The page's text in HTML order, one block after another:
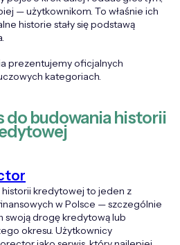
— użytkownikom. To właśnie ich
historie stały się podstawą
prezentujemy oficjalnych
kategoriach.
do budowania historii
kredytowej to jeden z
w Polsce — szczególnie
swoją drogę kredytową lub
okresu. Użytkownicy